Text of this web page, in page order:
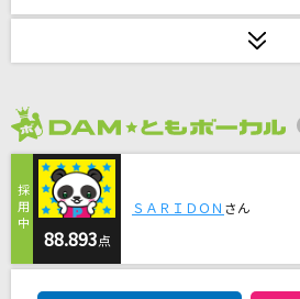
[生音]時の流れに身をまかせ
＝LOVE
夏色88.893点
ＳＡＲＩＤＯＮ さん